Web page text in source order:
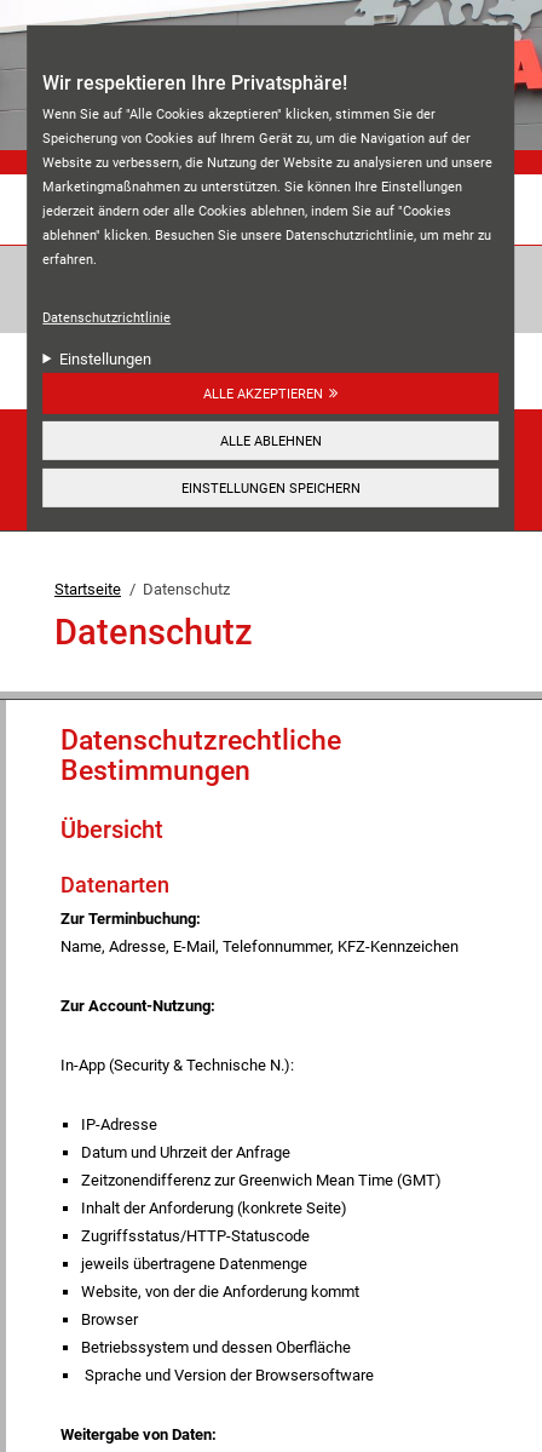
Wir respektieren Ihre Privatsphäre!
Wenn Sie auf "Alle Cookies akzeptieren" klicken, stimmen Sie der
Speicherung von Cookies auf Ihrem Gerät zu, um die Navigation auf der
Website zu verbessern, die Nutzung der Website zu analysieren und unsere
Marketingmaßnahmen zu unterstützen. Sie können Ihre Einstellungen
jederzeit ändern oder alle Cookies ablehnen, indem Sie auf "Cookies
ablehnen" klicken. Besuchen Sie unsere Datenschutzrichtlinie, um mehr zu
erfahren.
Datenschutzrichtlinie
Einstellungen
ALLE AKZEPTIEREN
ALLE ABLEHNEN
EINSTELLUNGEN SPEICHERN
Direkt zum Inhalt
REIFEN BRAUN
4.7
HIER ANSEHEN
Navigation☰
Startseite Datenschutz
Datenschutz
Datenschutzrechtliche
Bestimmungen
Übersicht
Datenarten
Zur Terminbuchung:
Name, Adresse, E-Mail, Telefonnummer, KFZ-Kennzeichen
Zur Account-Nutzung:
In-App (Security & Technische N.):
IP-Adresse
Datum und Uhrzeit der Anfrage
Zeitzonendifferenz zur Greenwich Mean Time (GMT)
Inhalt der Anforderung (konkrete Seite)
Zugriffsstatus/HTTP-Statuscode
jeweils übertragene Datenmenge
Website, von der die Anforderung kommt
Browser
Betriebssystem und dessen Oberfläche
Sprache und Version der Browsersoftware
Weitergabe von Daten: